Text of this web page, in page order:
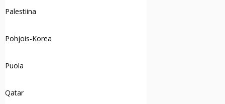
Palestiina
Pohjois-Korea
Puola
Qatar